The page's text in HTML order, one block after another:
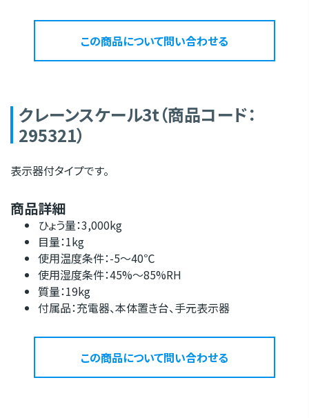
この商品について問い合わせる
クレーンスケール3t（商品コード：
295321）
表示器付タイプです。
商品詳細
ひょう量：3,000kg
目量：1kg
使用温度条件：-5〜40℃
使用湿度条件：45%〜85%RH
質量：19kg
付属品：充電器、本体置き台、手元表示器
この商品について問い合わせる